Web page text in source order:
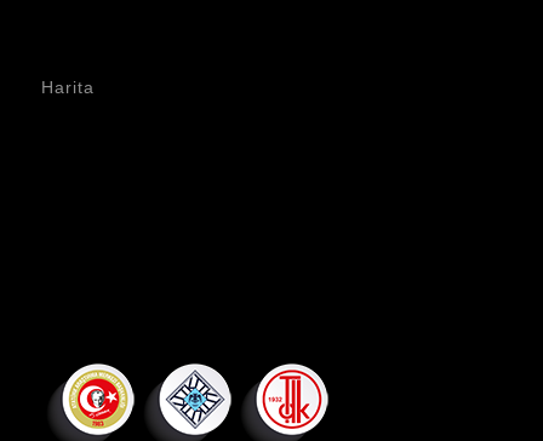
Harita